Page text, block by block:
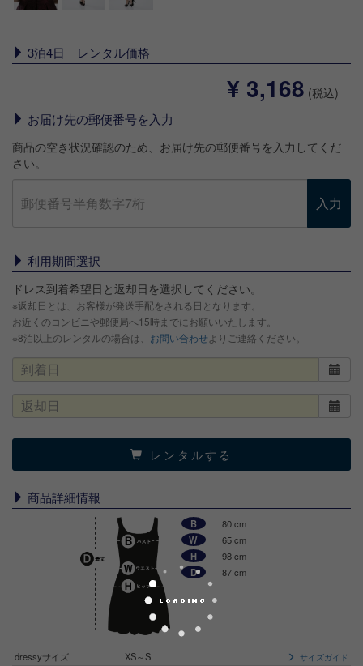
3泊4日 レンタル価格
¥ 3,168 (税込)
お届け先の郵便番号を入力
商品の空き状況確認のため、お届け先の郵便番号を入力してくだ
さい。
入力
利用期間選択
ドレス到着希望日と返却日を選択してください。
※返却日とは、お客様が発送手配をされる日となります。
お近くのコンビニや郵便局へ15時までにお願いいたします。
※8泊以上のレンタルの場合は、 お問い合わせ よりご連絡ください。
レンタルする
商品詳細情報
B
80 cm
W
65 cm
H
98 cm
D
87 cm
dressyサイズ XS～S サイズガイド